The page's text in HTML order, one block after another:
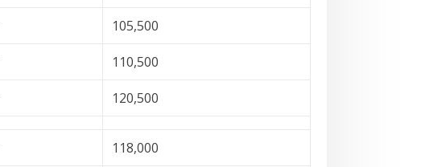
105,500
110,500
120,500
118,000